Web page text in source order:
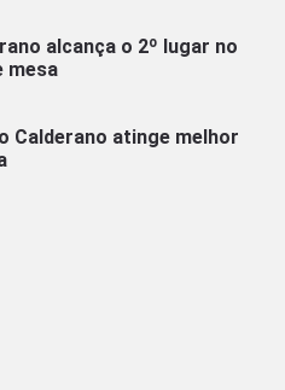
alcança o 2º lugar no
mesa
Calderano atinge melhor